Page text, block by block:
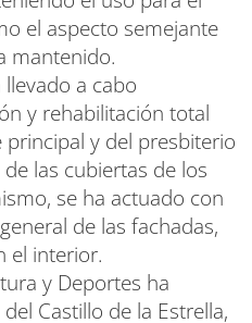
el aspecto semejante
mantenido.
a cabo
y rehabilitación total
y del presbiterio
las cubiertas de los
se ha actuado con
de las fachadas,
el interior.
y Deportes ha
Castillo de la Estrella,